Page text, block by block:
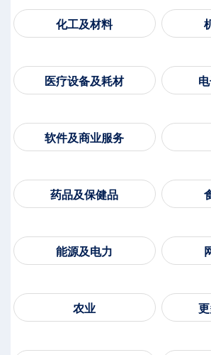
化工及材料
医疗设备及耗材
软件及商业服务
药品及保健品
能源及电力
农业